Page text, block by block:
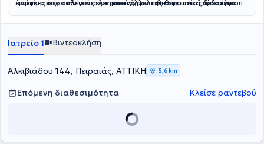
συστήματος, επιλέγοντας την κατάλληλη θεραπευτική προσέγγιση
ανάγκες του ασθενούς και τα σύγχρονα επιστημονικά δεδομένα.
έμφαση τόσο στην αποτελεσματικότητα της θεραπείας, όσο και στη
Ιατρείο 1 Βιντεοκλήση
Αλκιβιάδου 144, Πειραιάς, ΑΤΤΙΚΗ 5,6 km
Επόμενη διαθεσιμότητα Κλείσε ραντεβού